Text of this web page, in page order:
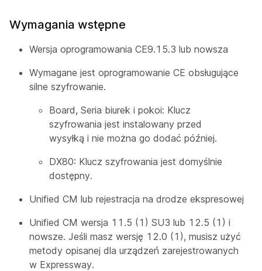
Wymagania wstępne
Wersja oprogramowania CE9.15.3 lub nowsza
Wymagane jest oprogramowanie CE obsługujące
silne szyfrowanie.
Board, Seria biurek i pokoi: Klucz
szyfrowania jest instalowany przed
wysyłką i nie można go dodać później.
DX80: Klucz szyfrowania jest domyślnie
dostępny.
Unified CM lub rejestracja na drodze ekspresowej
Unified CM wersja 11.5 (1) SU3 lub 12.5 (1) i
nowsze. Jeśli masz wersję 12.0 (1), musisz użyć
metody opisanej dla urządzeń zarejestrowanych
w Expressway.